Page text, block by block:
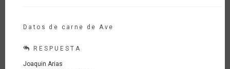
Datos de carne de Ave
RESPUESTA
Joaquin Arias